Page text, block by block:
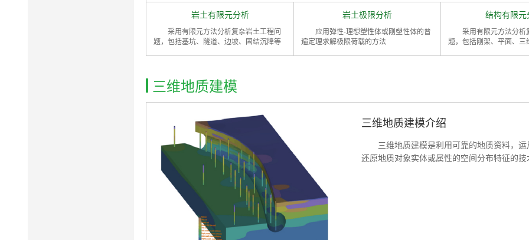
岩土有限元分析
采用有限元方法分析复杂岩土工程问
题，包括基坑、隧道、边坡、固结沉降等
岩土极限分析
应用弹性-理想塑性体或刚塑性体的普
遍定理求解极限荷载的方法
结构有限元
采用有限元方法分析
题，包括刚架、平面、三
三维地质建模
三维地质建模介绍
三维地质建模是利用可靠的地质资料，
还原地质对象实体或属性的空间分布特征的